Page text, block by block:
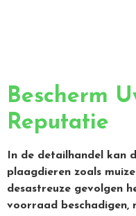
Bescherm
Reputatie
In de detailhandel kan
plaagdieren zoals
desastreuze gevolgen
voorraad beschadigen,